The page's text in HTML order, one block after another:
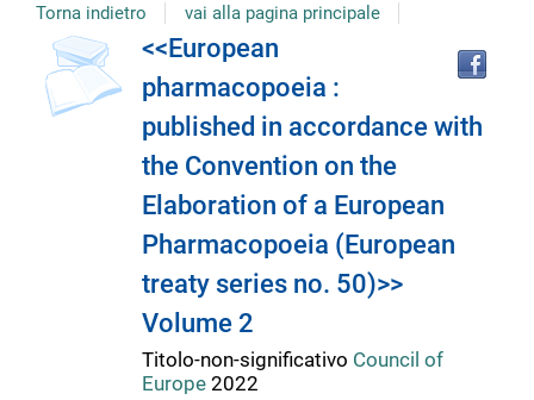
Torna indietro vai alla pagina principale
Dettaglio
del
documento
copertina
<<European
pharmacopoeia :
published in accordance with
the Convention on the
Elaboration of a European
Pharmacopoeia (European
treaty series no. 50)>>
Volume 2
Titolo-non-significativo Council of
Europe 2022